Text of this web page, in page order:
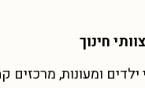
חינוך
ומעונות, מרכזים